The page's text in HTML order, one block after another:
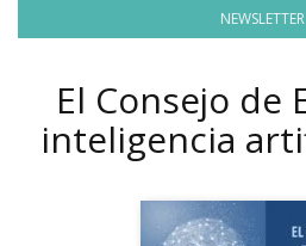
NEWSLETTER
El Consejo de
inteligencia